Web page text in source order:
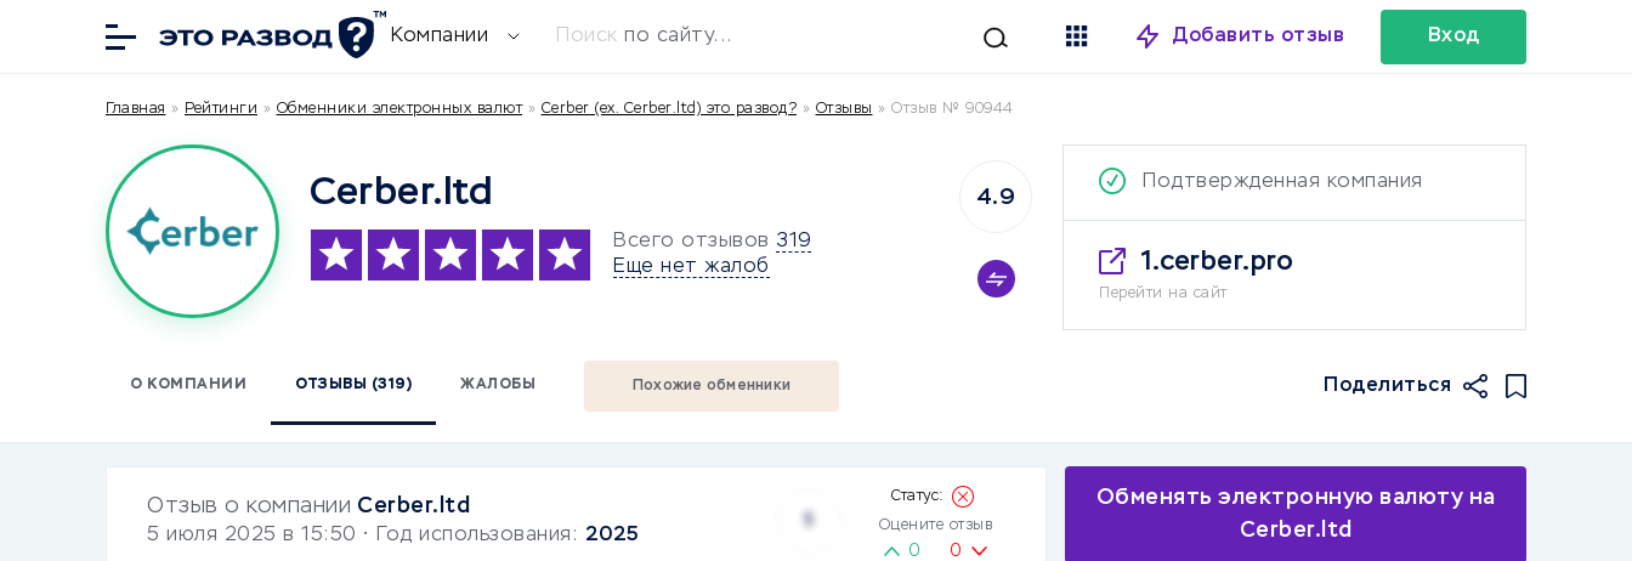
Компании Поиск по сайту... Добавить отзыв Вход
Главная » Рейтинги » Обменники электронных валют» Cerber (ex. Cerber.ltd) это развод? » Отзывы » Отзыв № 90944
Cerber.ltd
Всего отзывов 319
Еще нет жалоб
4.9
Подтвержденная компания
1.cerber.pro
Перейти на сайт
О КОМПАНИИ ОТЗЫВЫ (319) ЖАЛОБЫ Похожие обменники Поделиться
Отзыв о компании Cerber.ltd
5 июля 2025 в 15:50 • Год использования: 2025
5 Оцените отзыв
0 0
Обменять электронную валюту на
Cerber.ltd